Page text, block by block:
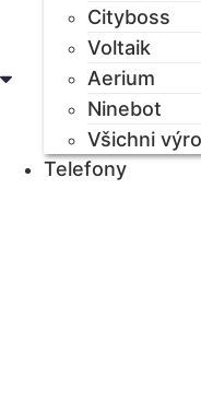
Cityboss
Voltaik
Aerium
Ninebot
Všichni
Telefony